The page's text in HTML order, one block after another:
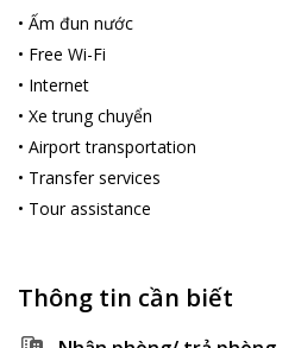
• Ấm đun nước
• Free Wi-Fi
• Internet
• Xe trung chuyển
• Airport transportation
• Transfer services
• Tour assistance
Thông tin cần biết